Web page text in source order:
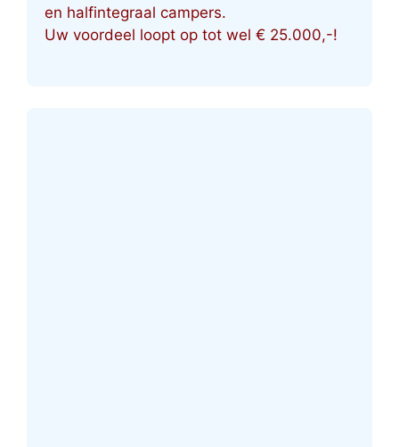
en halfintegraal campers.
Uw voordeel loopt op tot wel € 25.000,-!